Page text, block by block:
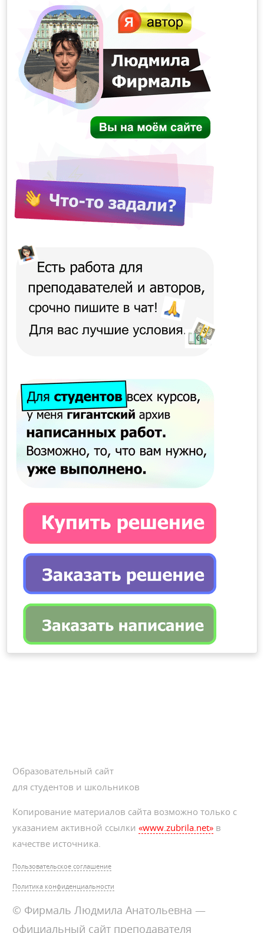
Образовательный сайт
для студентов и школьников
Копирование материалов сайта возможно только с
указанием активной ссылки«www.zubrila.net» в
качестве источника.
Пользовательское соглашение
Политика конфиденциальности
© Фирмаль Людмила Анатольевна —
официальный сайт преподавателя